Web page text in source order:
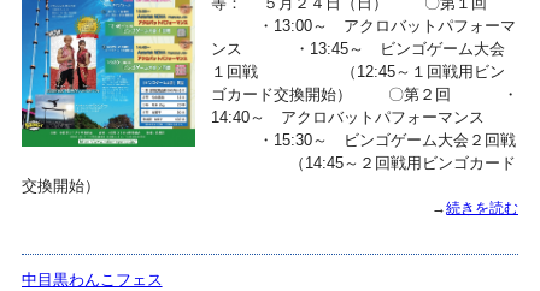
・13:00～ アクロバットパフォーマ
ンス ・13:45～ ビンゴゲーム大会
１回戦 （12:45～１回戦用ビン
ゴカード交換開始） 〇第２回 ・
14:40～ アクロバットパフォーマンス
・15:30～ ビンゴゲーム大会２回戦
（14:45～２回戦用ビンゴカード
交換開始）
→続きを読む
中目黒わんこフェス